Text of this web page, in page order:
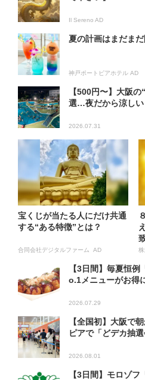
Il Sereno AD
夏の計画はまだまだ
神戸ポートピアホテル AD
【500円〜】大阪
選…夜だから涼しい
2026.07.31
宝くじが当たる人にだけ共通
する“ある特徴”とは？
合同会社デジタルファーム AD
【3日間】毎夏恒
o.1メニューがお得
2026.07.29
【全国初】大阪で
ピアで「どデカ抽
2026.08.01
【3日間】モロゾ